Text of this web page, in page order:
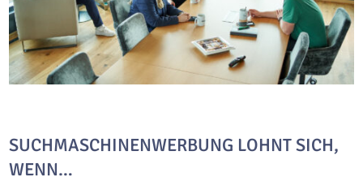
SUCHMASCHINENWERBUNG LOHNT SICH,
WENN…